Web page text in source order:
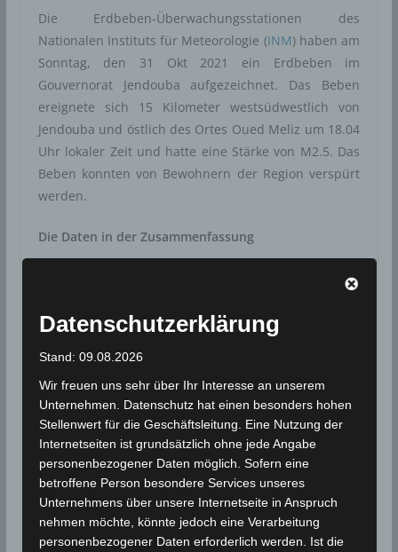
Die Erdbeben-Überwachungsstationen des
Nationalen Instituts für Meteorologie (INM) haben am
Sonntag, den 31 Okt 2021 ein Erdbeben im
Gouvernorat Jendouba aufgezeichnet. Das Beben
ereignete sich 15 Kilometer westsüdwestlich von
Jendouba und östlich des Ortes Oued Meliz um 18.04
Uhr lokaler Zeit und hatte eine Stärke von M2.5. Das
Beben konnten von Bewohnern der Region verspürt
werden.
Die Daten in der Zusammenfassung
Region: 15 Kilometer westsüdwestlich von
Jendouba und östlich des Ortes Oued Meliz,
Gouvernorat Jendouba
Datum/Zeit: 31 Okt 2021 | 18.04 Uhr
Ortszeit (UTC+1) | 17.04 Uhr UTC
Epizentrum: 36.44° Nord ; 8.63° Ost
Städte und Orte in der Nähe
Datenschutzerklärung
Stand: 09.08.2026
Wir freuen uns sehr über Ihr Interesse an unserem
Unternehmen. Datenschutz hat einen besonders hohen
Stellenwert für die Geschäftsleitung. Eine Nutzung der
Internetseiten ist grundsätzlich ohne jede Angabe
personenbezogener Daten möglich. Sofern eine
betroffene Person besondere Services unseres
Unternehmens über unsere Internetseite in Anspruch
nehmen möchte, könnte jedoch eine Verarbeitung
personenbezogener Daten erforderlich werden. Ist die